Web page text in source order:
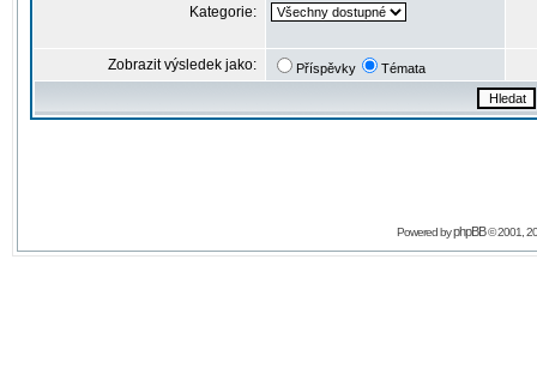
Kategorie:
Zobrazit výsledek jako: Příspěvky Témata
Powered byphpBB© 2001,